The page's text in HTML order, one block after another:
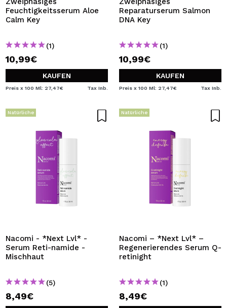
Feuchtigkeitsserum Aloe
Calm Key
(1)
10,99€
KAUFEN
Preis x 100 Ml: 27,47€ Tax Inb.
Reparaturserum Salmon
DNA Key
(1)
10,99€
KAUFEN
Preis x 100 Ml: 27,47€ Tax Inb.
Natürliche
Nacomi - *Next Lvl* -
Serum Reti-namide -
Mischhaut
(5)
8,49€
Natürliche
Nacomi – *Next Lvl* –
Regenerierendes Serum Q-
retinight
(1)
8,49€